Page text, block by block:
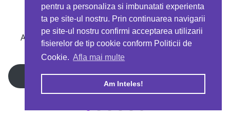
pentru a personaliza si imbunatati experienta
ta pe site-ul nostru. Prin continuarea navigarii
pe site-ul nostru confirmi acceptarea utilizarii
fisierelor de tip cookie conform Politicii de
Cookie. Afla mai multe
Am Inteles!
Copyright © 2026 EAT & TRACK S.R.L
MYPROTEIN
Ai 40%reducere la orice comandă folosind codul
EATTRACK
Profită acum